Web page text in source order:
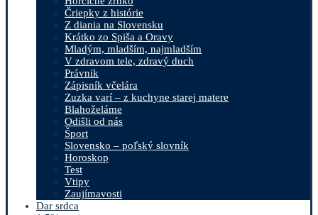
Čriepky z histórie
Z diania na Slovensku
Krátko zo Spiša a Oravy
Mladým, mladším, najmladším
V zdravom tele, zdravý duch
Právnik
Zápisník včelára
Zuzka varí – z kuchyne starej matere
Blahoželáme
Odišli od nás
Šport
Slovensko – poľský slovník
Horoskop
Test
Vtipy
Zaujímavosti
Dar srdca